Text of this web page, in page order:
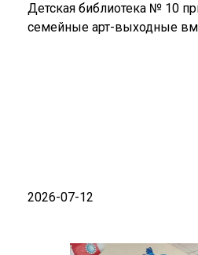
Детская библиотека № 10
семейные арт-выходные
2026-07-12